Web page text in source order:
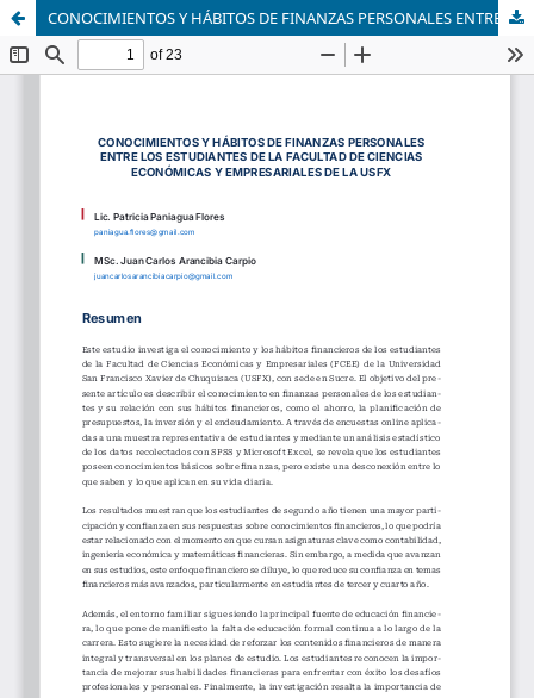
CONOCIMIENTOS Y HÁBITOS DE FINANZAS PERSONALES ENTRE LOS ESTUDIANTES DE LA FACULTAD DE CIENCIAS ECONÓMICAS Y EMPRESARIALES DE LA USFX